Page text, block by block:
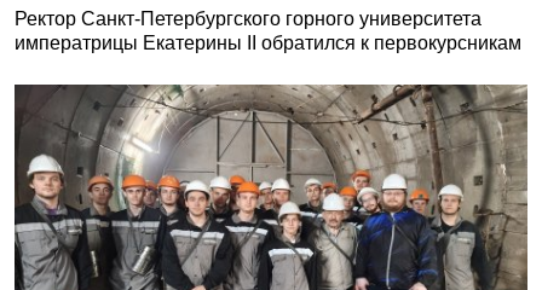
Ректор Санкт-Петербургского горного университета
императрицы Екатерины II обратился к первокурсникам